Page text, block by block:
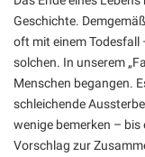
Geschichte.
oft mit einem Todesfall
solchen. In unserem
Menschen begangen.
schleichende
wenige bemerken –
Vorschlag zur